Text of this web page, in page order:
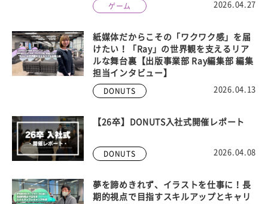
ゲーム 2026.04.27
DONUTS 2026.04.13
紙媒体だからこその「ワクワク感」を届
けたい！「Ray」の世界観を支えるリア
ルな舞台裏【出版事業部 Ray編集部 編集
担当インタビュー】
DONUTS 2026.04.08
【26卒】DONUTS入社式開催レポート
夢を諦めきれず、イラストを仕事に！長
期的視点で目指すスキルアップとキャリ